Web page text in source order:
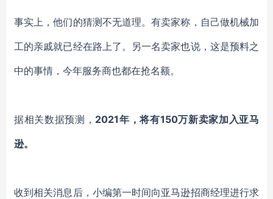
事实上，他们的猜测不无道理。有卖家称，自己做机械加
工的亲戚就已经在路上了。另一名卖家也说，这是预料之
中的事情，今年服务商也都在抢名额。
据相关数据预测， 2021年，将有150万新卖家加入亚马
逊。
收到相关消息后，小编第一时间向亚马逊招商经理进行求